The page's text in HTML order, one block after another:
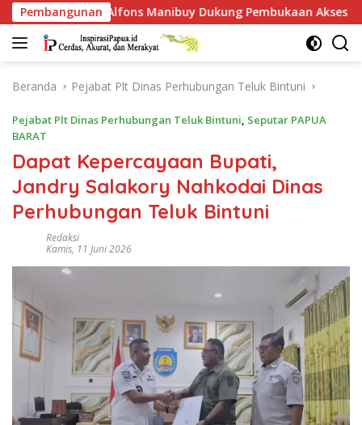
Langsung
ke
konten
Pembangunan
Dukung Pembukaan Akses Kawasan BP, Warga Jangan
Beranda Pejabat Plt Dinas Perhubungan Teluk Bintuni
Pejabat Plt Dinas Perhubungan Teluk Bintuni, Seputar PAPUA
BARAT
Dapat Kepercayaan Bupati,
Jandry Salakory Nahkodai Dinas
Perhubungan Teluk Bintuni
Redaksi
Kamis, 11 Juni 2026